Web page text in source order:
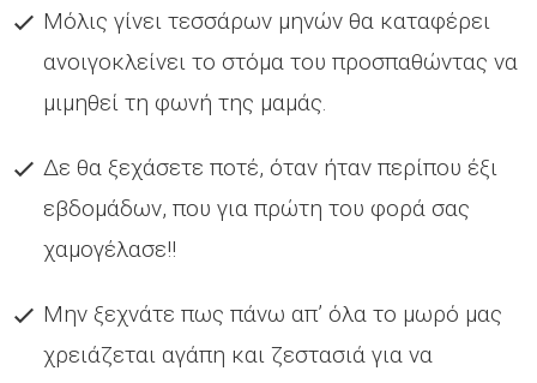
Μόλις γίνει τεσσάρων μηνών θα καταφέρει
ανοιγοκλείνει το στόμα του προσπαθώντας να
μιμηθεί τη φωνή της μαμάς.
Δε θα ξεχάσετε ποτέ, όταν ήταν περίπου έξι
εβδομάδων, που για πρώτη του φορά σας
χαμογέλασε!!
Μην ξεχνάτε πως πάνω απ’ όλα το μωρό μας
χρειάζεται αγάπη και ζεστασιά για να